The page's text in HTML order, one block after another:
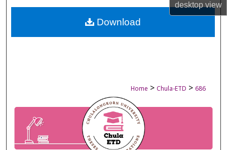
desktopview
Digital Commons Network™
Home > Chula-ETD > 686
Download